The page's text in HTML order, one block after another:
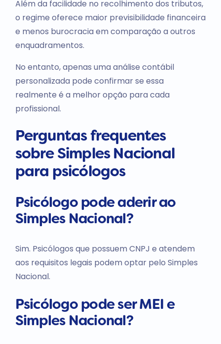
Além da facilidade no recolhimento dos tributos,
o regime oferece maior previsibilidade financeira
e menos burocracia em comparação a outros
enquadramentos.
No entanto, apenas uma análise contábil
personalizada pode confirmar se essa
realmente é a melhor opção para cada
profissional.
Perguntas frequentes
sobre Simples Nacional
para psicólogos
Psicólogo pode aderir ao
Simples Nacional?
Sim. Psicólogos que possuem CNPJ e atendem
aos requisitos legais podem optar pelo Simples
Nacional.
Psicólogo pode ser MEI e
Simples Nacional?